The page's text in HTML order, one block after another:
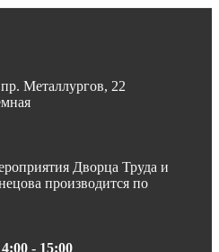
Металлургов, 22
Дворца Труда и
производится по
- 15:00